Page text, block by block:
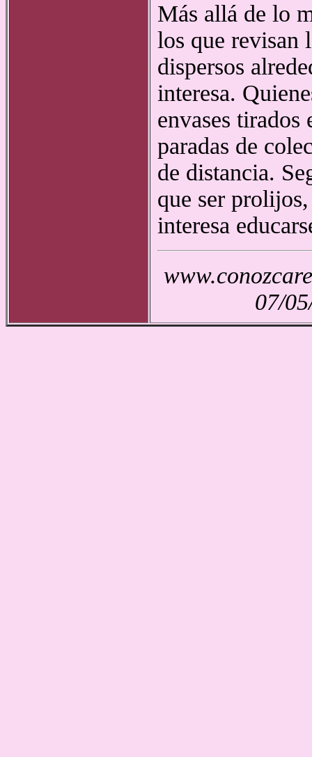
Más allá de lo
los que revisan
dispersos
interesa.
envases tirados
paradas de
de distancia.
que ser
interesa
07/